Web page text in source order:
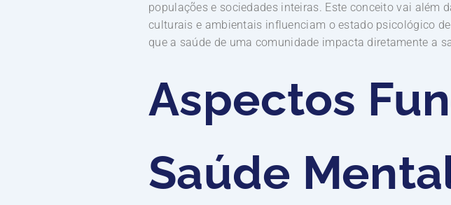
populações e sociedades inteiras. Este conceito vai além
culturais e ambientais influenciam o estado psicológico
que a saúde de uma comunidade impacta diretamente a
Aspectos
Saúde